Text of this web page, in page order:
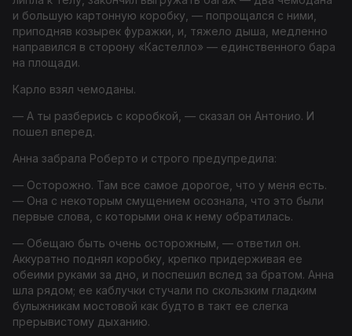
и большую картонную коробку, — попрощался с ними,
приподняв козырек фуражки, и, тяжело дыша, медленно
направился в сторону «Кастелло» — единственного бара
на площади.
Карло взял чемоданы.
— А ты разберись с коробкой, — сказал он Антонио. И
пошел вперед.
Анна забрала Роберто и строго предупредила:
— Осторожно. Там все самое дорогое, что у меня есть.
— Она с некоторым смущением осознала, что это были
первые слова, с которыми она к нему обратилась.
— Обещаю быть очень осторожным, — ответил он.
Аккуратно поднял коробку, крепко придерживая ее
обеими руками за дно, и поспешил вслед за братом. Анна
шла рядом; ее каблучки стучали по скользким гладким
булыжникам мостовой как будто в такт ее слегка
прерывистому дыханию.